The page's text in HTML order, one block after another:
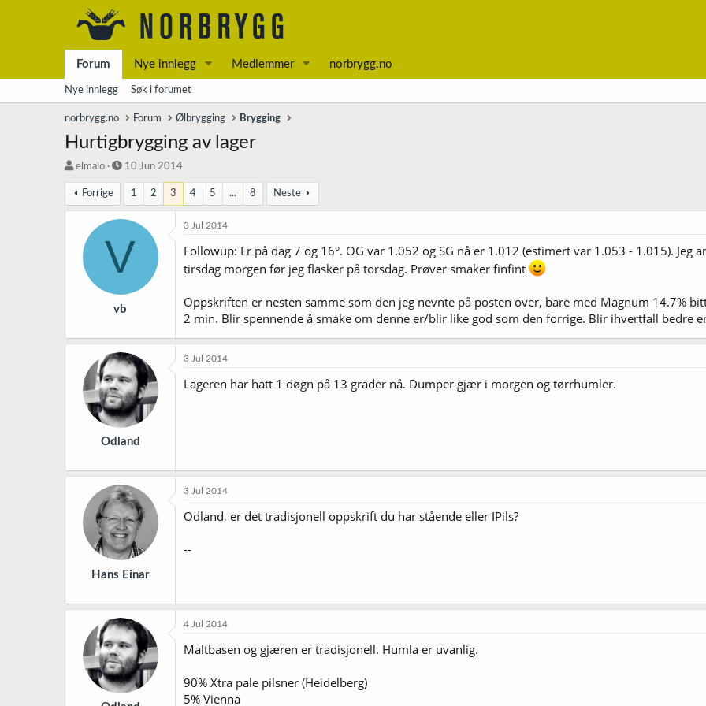
Forum Nye innlegg Medlemmer norbrygg.no
Nye innlegg Søk i forumet
norbrygg.no Forum Ølbrygging Brygging
Hurtigbrygging av lager
T
å
d
elmalo
S
r
t
a
t
10 Jun 2014
Forrige 1 2 3 4 5 ... 8 Neste
V
vb
3 Jul 2014
Followup: Er på dag 7 og 16°. OG var 1.052 og SG nå er 1.012 (estimert var 1.053 - 1.015).
tirsdag morgen før jeg flasker på torsdag. Prøver smaker finfint
Oppskriften er nesten samme som den jeg nevnte på posten over, bare med Magnum 14.7%
2 min. Blir spennende å smake om denne er/blir like god som den forrige. Blir ihvertfall bedre
Odland
3 Jul 2014
Lageren har hatt 1 døgn på 13 grader nå. Dumper gjær i morgen og tørrhumler.
Hans Einar
3 Jul 2014
Odland, er det tradisjonell oppskrift du har stående eller IPils?
--
4 Jul 2014
Maltbasen og gjæren er tradisjonell. Humla er uvanlig.
90% Xtra pale pilsner (Heidelberg)
5% Vienna